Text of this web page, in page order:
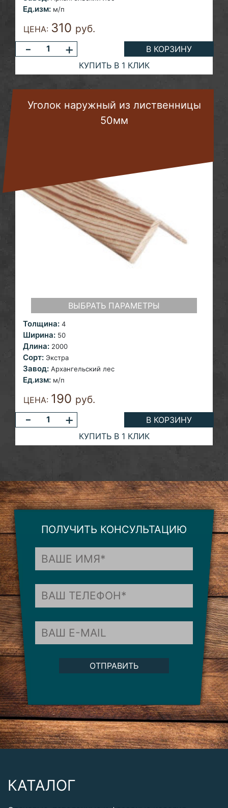
Ед.изм: м/п
ЦЕНА: 310 руб.
- +
В КОРЗИНУ
КУПИТЬ В 1 КЛИК
Уголок наружный из лиственницы
50мм
ВЫБРАТЬ ПАРАМЕТРЫ
Толщина: 4
Ширина: 50
Длина: 2000
Сорт: Экстра
Завод: Архангельский лес
Ед.изм: м/п
ЦЕНА: 190 руб.
- +
В КОРЗИНУ
КУПИТЬ В 1 КЛИК
ПОЛУЧИТЬ КОНСУЛЬТАЦИЮ
ОТПРАВИТЬ
КАТАЛОГ